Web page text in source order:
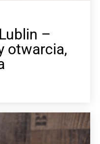
–
otwarcia,